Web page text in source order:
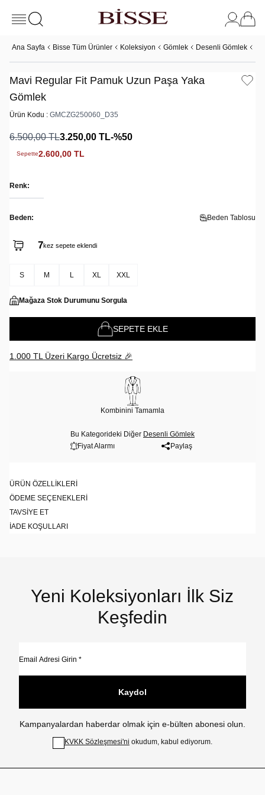
Ana Sayfa Bisse Tüm Ürünler Koleksiyon Gömlek Desenli Gömlek
Mavi Regular Fit Pamuk Uzun Paşa Yaka
Gömlek
Ürün Kodu : GMCZG250060_D35
6.500,00TL3.250,00 TL-%50
Sepette2.600,00 TL
Renk:
Beden: Beden Tablosu
7kez sepete eklendi
S M L XL XXL
Mağaza Stok Durumunu Sorgula
SEPETE EKLE
1.000 TL Üzeri Kargo Ücretsiz 🎉
Kombinini Tamamla
Bu Kategorideki Diğer Desenli Gömlek
Fiyat Alarmı
Paylaş
ÜRÜN ÖZELLIKLERI
ÖDEME SEÇENEKLERI
TAVSIYE ET
İADE KOŞULLARI
Yeni Koleksiyonları İlk Siz
Keşfedin
Kaydol
Kampanyalardan haberdar olmak için e-bülten abonesi olun.
KVKK Sözleşmesi'ni okudum, kabul ediyorum.